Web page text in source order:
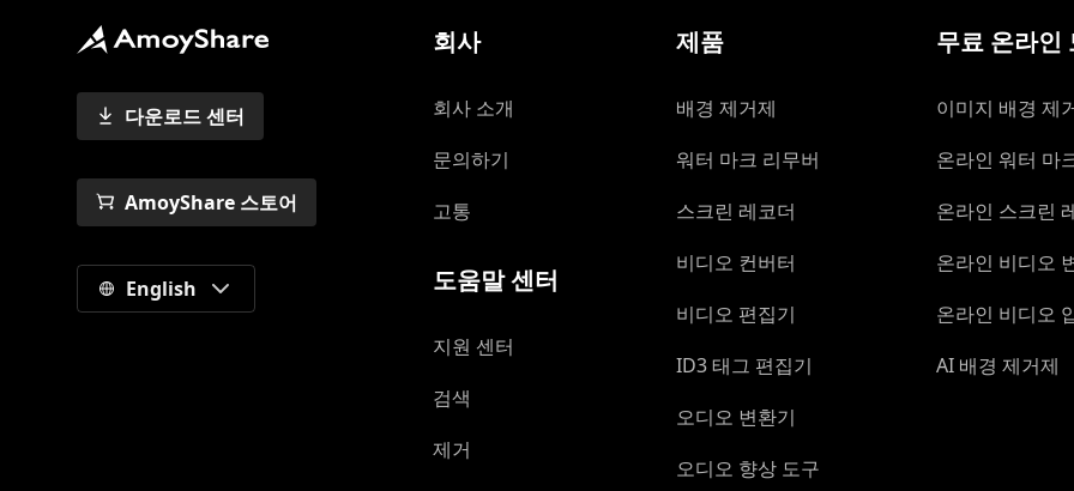
다운로드 센터
AmoyShare 스토어
English
회사
회사 소개
문의하기
고통
도움말 센터
지원 센터
검색
제거
제품
배경 제거제
워터 마크 리무버
스크린 레코더
비디오 컨버터
비디오 편집기
ID3 태그 편집기
오디오 변환기
오디오 향상 도구
무료 온라인
이미지 배경 제
온라인 워터 마
온라인 스크린
온라인 비디오
온라인 비디오
AI 배경 제거제